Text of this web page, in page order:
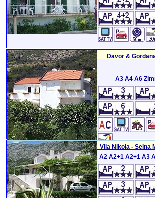
Davor &
A3 A4 A6
Vila Nikola - Seina
A2 A2+1 A2+1 A3